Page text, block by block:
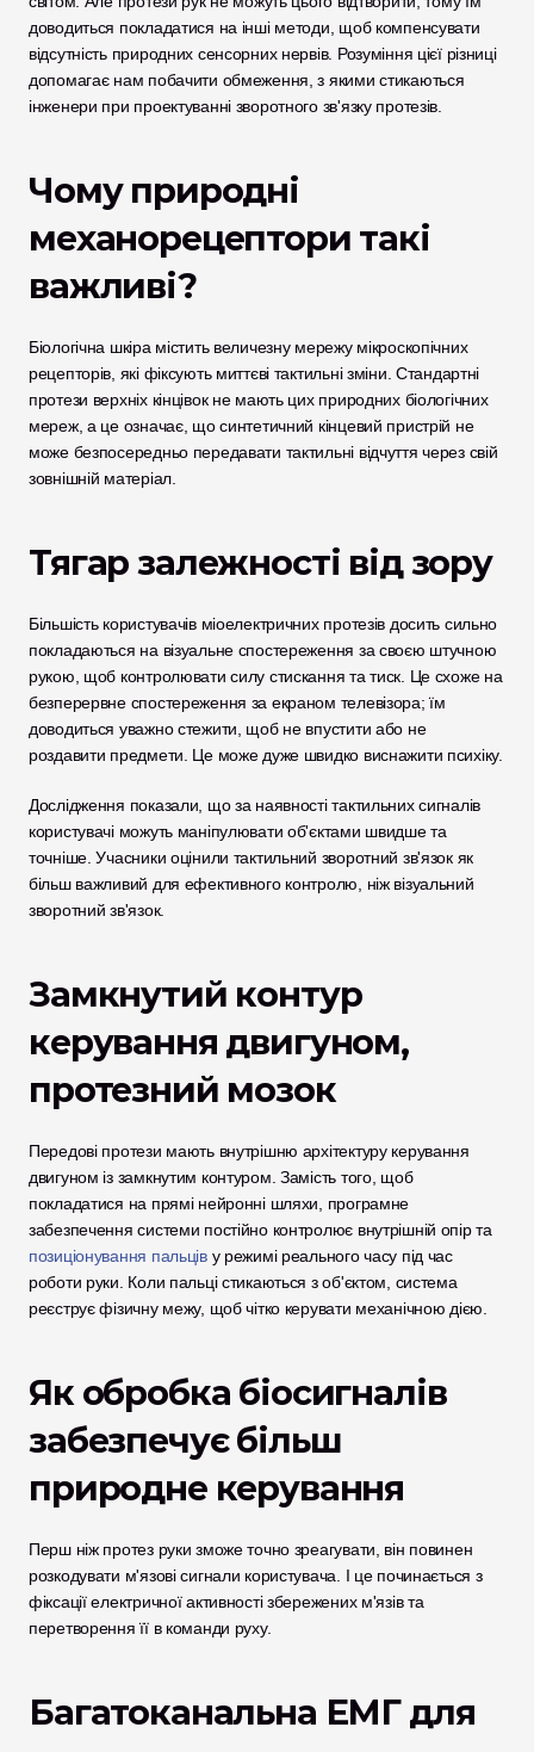
доводиться покладатися на інші методи, щоб компенсувати
відсутність природних сенсорних нервів. Розуміння цієї різниці
допомагає нам побачити обмеження, з якими стикаються
інженери при проектуванні зворотного зв'язку протезів.
Чому природні
механорецептори такі
важливі?
Біологічна шкіра містить величезну мережу мікроскопічних
рецепторів, які фіксують миттєві тактильні зміни. Стандартні
протези верхніх кінцівок не мають цих природних біологічних
мереж, а це означає, що синтетичний кінцевий пристрій не
може безпосередньо передавати тактильні відчуття через свій
зовнішній матеріал.
Тягар залежності від зору
Більшість користувачів міоелектричних протезів досить сильно
покладаються на візуальне спостереження за своєю штучною
рукою, щоб контролювати силу стискання та тиск. Це схоже на
безперервне спостереження за екраном телевізора; їм
доводиться уважно стежити, щоб не впустити або не
роздавити предмети. Це може дуже швидко виснажити психіку.
Дослідження показали, що за наявності тактильних сигналів
користувачі можуть маніпулювати об'єктами швидше та
точніше. Учасники оцінили тактильний зворотний зв'язок як
більш важливий для ефективного контролю, ніж візуальний
зворотний зв'язок.
Замкнутий контур
керування двигуном,
протезний мозок
Передові протези мають внутрішню архітектуру керування
двигуном із замкнутим контуром. Замість того, щоб
покладатися на прямі нейронні шляхи, програмне
позиціонування пальців у режимі реального часу під час
роботи руки. Коли пальці стикаються з об'єктом, система
реєструє фізичну межу, щоб чітко керувати механічною дією.
Як обробка біосигналів
забезпечує більш
природне керування
Перш ніж протез руки зможе точно зреагувати, він повинен
розкодувати м'язові сигнали користувача. І це починається з
фіксації електричної активності збережених м'язів та
перетворення її в команди руху.
Багатоканальна ЕМГ для